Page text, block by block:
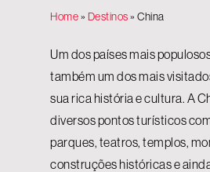
Home» Destinos» China
Um dos países mais
também um dos mais
sua rica história e cultura. A
diversos pontos turísticos
parques, teatros, templos,
construções históricas e